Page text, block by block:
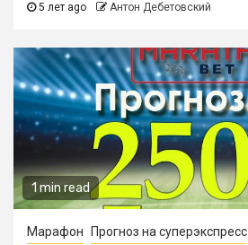
5 лет ago Антон Дебетовский
1 min read
Марафон
Прогноз на суперэкспресс